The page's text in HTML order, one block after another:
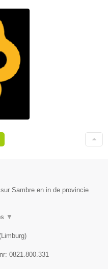
Sambre en in de provincie
▼
Limburg)
0821.800.331